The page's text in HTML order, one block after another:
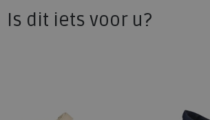
Is dit iets voor u?